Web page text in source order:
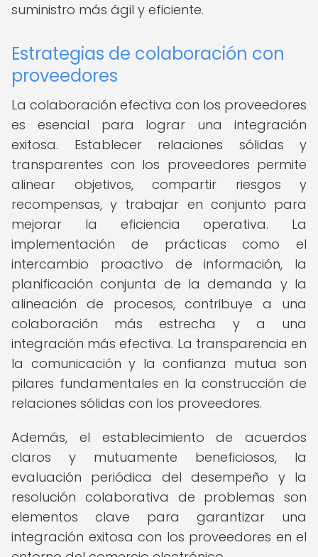
suministro más ágil y eficiente.
Estrategias de colaboración con
proveedores
La colaboración efectiva con los proveedores
es esencial para lograr una integración
exitosa. Establecer relaciones sólidas y
transparentes con los proveedores permite
alinear objetivos, compartir riesgos y
recompensas, y trabajar en conjunto para
mejorar la eficiencia operativa. La
implementación de prácticas como el
intercambio proactivo de información, la
planificación conjunta de la demanda y la
alineación de procesos, contribuye a una
colaboración más estrecha y a una
integración más efectiva. La transparencia en
la comunicación y la confianza mutua son
pilares fundamentales en la construcción de
relaciones sólidas con los proveedores.
Además, el establecimiento de acuerdos
claros y mutuamente beneficiosos, la
evaluación periódica del desempeño y la
resolución colaborativa de problemas son
elementos clave para garantizar una
integración exitosa con los proveedores en el